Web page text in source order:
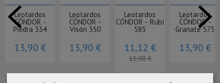
Leotardos
CÓNDOR -
Piedra 334
13,90 €
Leotardos
CÓNDOR -
Visón 350
13,90 €
Leotardos
CÓNDOR - Rubí
585
11,12 €
13,90 €
Leotardos
CÓNDOR -
Granate 575
13,90 €